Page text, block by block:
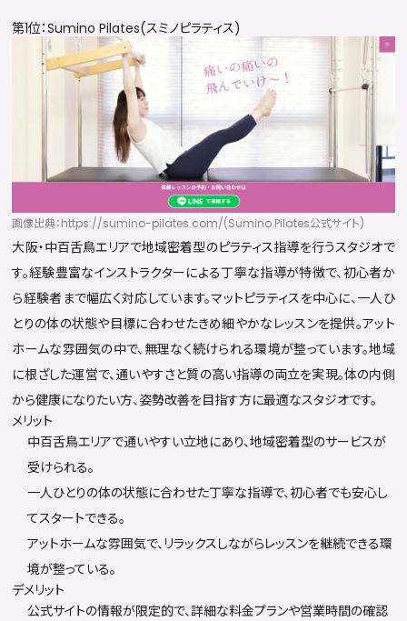
第1位：Sumino Pilates(スミノピラティス)
画像出典：https://sumino-pilates.com/(Sumino Pilates公式サイト)
大阪・中百舌鳥エリアで地域密着型のピラティス指導を行うスタジオで
す。経験豊富なインストラクターによる丁寧な指導が特徴で、初心者か
ら経験者まで幅広く対応しています。マットピラティスを中心に、一人ひ
とりの体の状態や目標に合わせたきめ細やかなレッスンを提供。アット
ホームな雰囲気の中で、無理なく続けられる環境が整っています。地域
に根ざした運営で、通いやすさと質の高い指導の両立を実現。体の内側
から健康になりたい方、姿勢改善を目指す方に最適なスタジオです。
メリット
中百舌鳥エリアで通いやすい立地にあり、地域密着型のサービスが
受けられる。
一人ひとりの体の状態に合わせた丁寧な指導で、初心者でも安心し
てスタートできる。
アットホームな雰囲気で、リラックスしながらレッスンを継続できる環
境が整っている。
デメリット
公式サイトの情報が限定的で、詳細な料金プランや営業時間の確認